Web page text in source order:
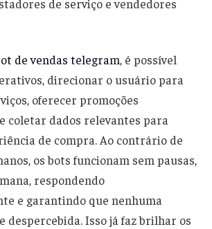
de serviço e vendedores
de vendas telegram, é possível
direcionar o usuário para
oferecer promoções
coletar dados relevantes para
de compra. Ao contrário de
os bots funcionam sem pausas,
respondendo
e garantindo que nenhuma
despercebida. Isso já faz brilhar os